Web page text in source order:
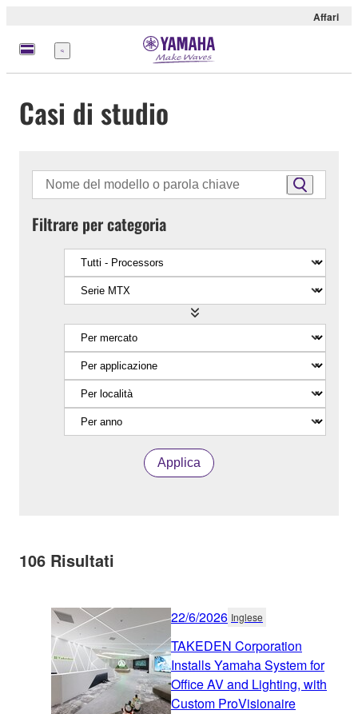
Affari
Menu
Casi di studio
Filtrare per categoria
Applica
106 Risultati
22/6/2026 Inglese
TAKEDEN Corporation
Installs Yamaha System for
Office AV and Lighting, with
Custom ProVisionaire